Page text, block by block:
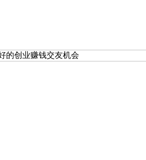
的创业赚钱交友机会